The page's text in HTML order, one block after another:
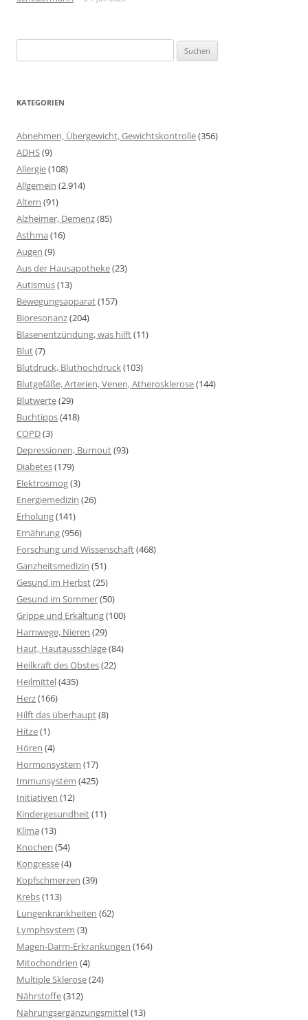
nach:
KATEGORIEN
Abnehmen, Übergewicht, Gewichtskontrolle(356)
ADHS(9)
Allergie(108)
Allgemein (2.914)
Altern (91)
Alzheimer, Demenz(85)
Asthma (16)
Augen (9)
Aus der Hausapotheke(23)
Autismus(13)
Bewegungsapparat(157)
Bioresonanz(204)
Blasenentzündung, was hilft(11)
Blut(7)
Blutdruck, Bluthochdruck(103)
Blutgefäße, Arterien, Venen, Atherosklerose(144)
Blutwerte(29)
Buchtipps(418)
COPD(3)
Depressionen, Burnout(93)
Diabetes(179)
Elektrosmog(3)
Energiemedizin (26)
Erholung(141)
Ernährung(956)
Forschung und Wissenschaft(468)
Ganzheitsmedizin (51)
Gesund im Herbst(25)
Gesund im Sommer(50)
Grippe und Erkältung(100)
Harnwege, Nieren (29)
Haut, Hautausschläge(84)
Heilkraft des Obstes(22)
Heilmittel(435)
Herz(166)
Hilft das überhaupt(8)
Hitze(1)
Hören (4)
Hormonsystem (17)
Immunsystem (425)
Initiativen (12)
Kindergesundheit(11)
Klima (13)
Knochen (54)
Kongresse(4)
Kopfschmerzen (39)
Krebs(113)
Lungenkrankheiten (62)
Lymphsystem (3)
Magen-Darm-Erkrankungen (164)
Mitochondrien (4)
Multiple Sklerose(24)
Nährstoffe(312)
Nahrungsergänzungsmittel(13)